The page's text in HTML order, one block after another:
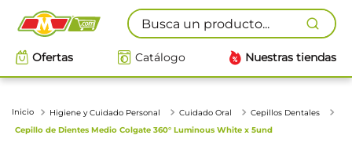
Busca un producto...
Ofertas Catálogo Nuestras tiendas
Higiene y Cuidado Personal Cuidado Oral
Cepillos Dentales
Cepillo de Dientes Medio Colgate 360° Luminous White x 5und